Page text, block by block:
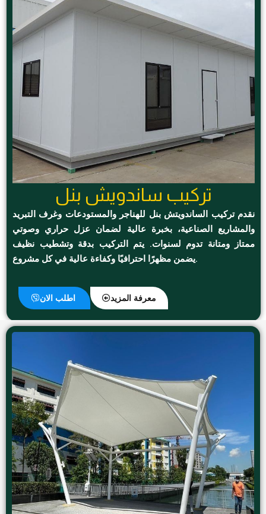
تركيب ساندويش بنل
نقدم تركيب الساندويتش بنل للهناجر والمستودعات وغرف التبريد
والمشاريع الصناعية، بخبرة عالية لضمان عزل حراري وصوتي
ممتاز ومتانة تدوم لسنوات. يتم التركيب بدقة وتشطيب نظيف
يضمن مظهرًا احترافيًا وكفاءة عالية في كل مشروع.
اطلب الان معرفة المزيد